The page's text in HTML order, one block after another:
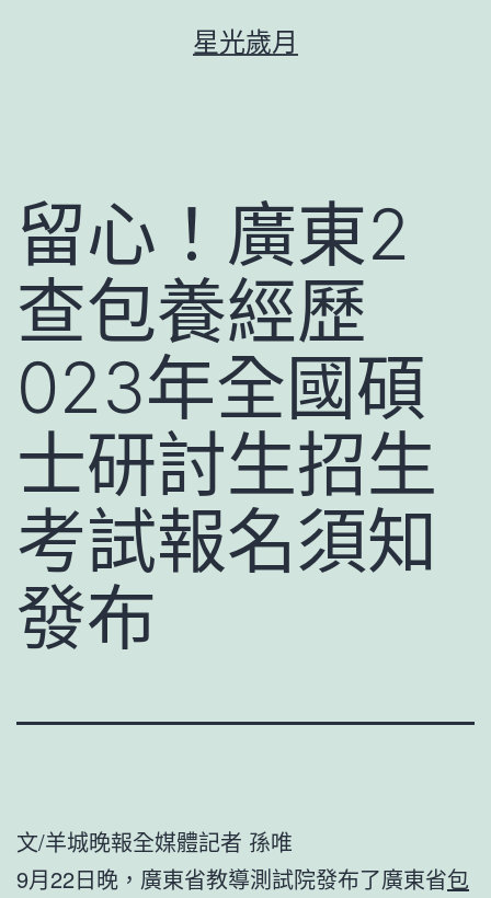
星光歲月
留心！廣東2
查包養經歷
023年全國碩
士研討生招生
考試報名須知
發布
文/羊城晚報全媒體記者 孫唯
9月22日晚，廣東省教導測試院發布了廣東省包